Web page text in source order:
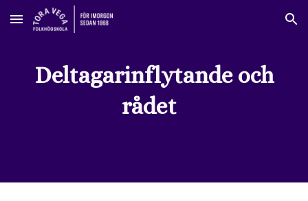
Skip to main content Skip to navigation
Deltagarinflytande och
rådet